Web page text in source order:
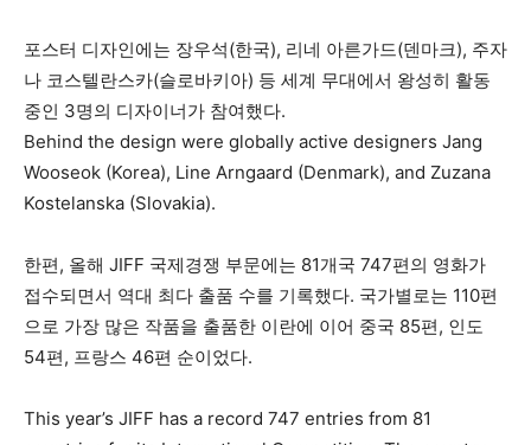
포스터 디자인에는 장우석(한국), 리네 아른가드(덴마크), 주자
나 코스텔란스카(슬로바키아) 등 세계 무대에서 왕성히 활동
중인 3명의 디자이너가 참여했다.
Behind the design were globally active designers Jang
Wooseok (Korea), Line Arngaard (Denmark), and Zuzana
Kostelanska (Slovakia).
한편, 올해 JIFF 국제경쟁 부문에는 81개국 747편의 영화가
접수되면서 역대 최다 출품 수를 기록했다. 국가별로는 110편
으로 가장 많은 작품을 출품한 이란에 이어 중국 85편, 인도
54편, 프랑스 46편 순이었다.
This year’s JIFF has a record 747 entries from 81